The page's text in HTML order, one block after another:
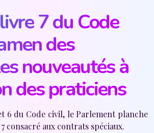
7 du Code
des
nouveautés à
des praticiens
6 du Code civil, le Parlement planche
consacré aux contrats spéciaux.